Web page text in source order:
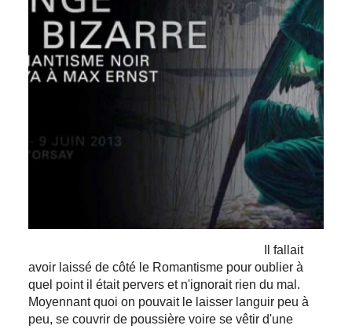
Il fallait
avoir laissé de côté le Romantisme pour oublier à
quel point il était pervers et n'ignorait rien du mal.
Moyennant quoi on pouvait le laisser languir peu à
peu, se couvrir de poussière voire se vêtir d'une